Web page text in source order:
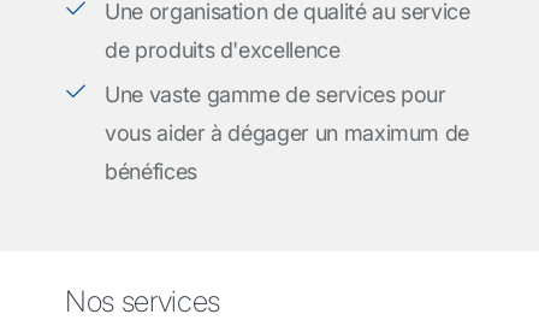
Une organisation de qualité au service
de produits d'excellence
Une vaste gamme de services pour
vous aider à dégager un maximum de
bénéfices
Nos services